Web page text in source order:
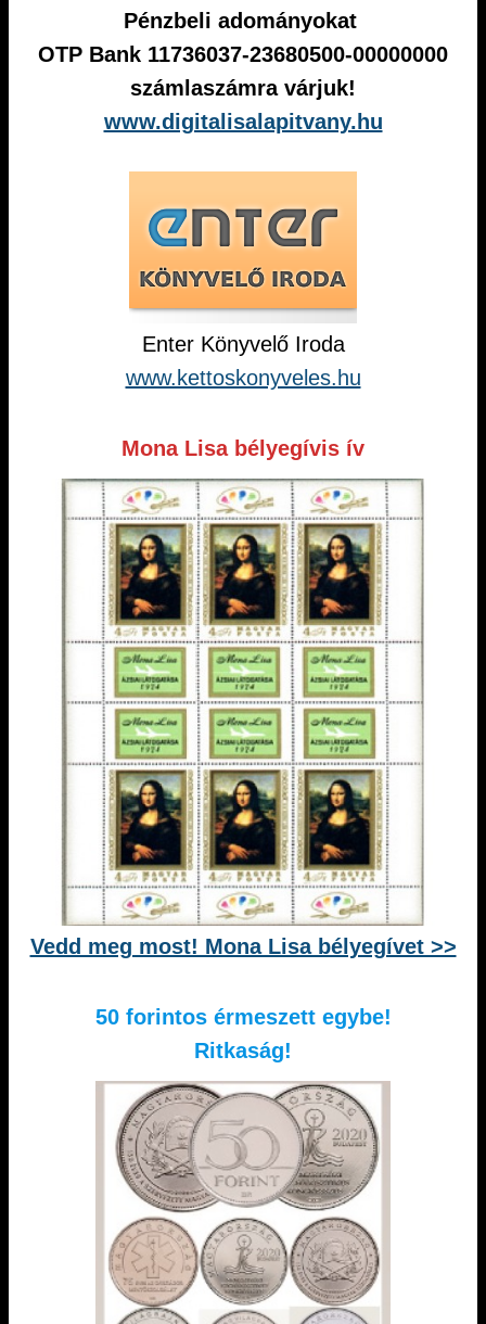
Pénzbeli adományokat
OTP Bank 11736037-23680500-00000000
számlaszámra várjuk!
www.digitalisalapitvany.hu
Enter Könyvelő Iroda
www.kettoskonyveles.hu
Mona Lisa bélyegívis ív
Vedd meg most! Mona Lisa bélyegívet >>
50 forintos érmeszett egybe!
Ritkaság!